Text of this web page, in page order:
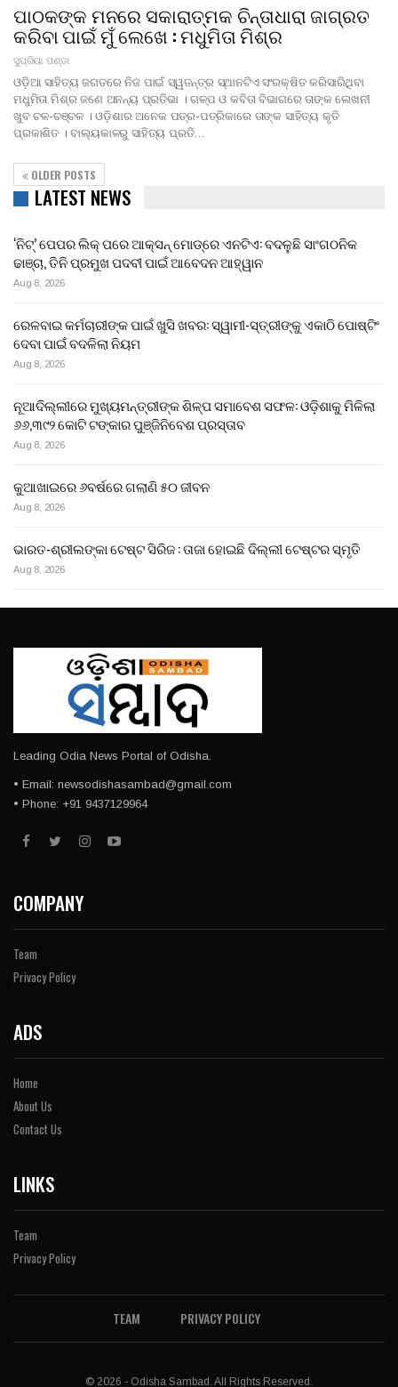
ପାଠକଙ୍କ ମନରେ ସକାରାତ୍ମକ ଚିନ୍ତାଧାରା ଜାଗ୍ରତ
କରିବା ପାଇଁ ମୁଁ ଲେଖେ : ମଧୁମିତା ମିଶ୍ର
ସୁପ୍ରିୟା ପଣ୍ଡା
ଓଡ଼ିଆ ସାହିତ୍ୟ ଜଗତରେ ନିଜ ପାଇଁ ସ୍ୱତନ୍ତ୍ର ସ୍ଥାନଟିଏ ସଂରକ୍ଷିତ କରିସାରିଥିବା
ମଧୁମିତା ମିଶ୍ର ଜଣେ ଅନନ୍ୟ ପ୍ରତିଭା । ଗଳ୍ପ ଓ କବିତା ବିଭାଗରେ ତାଙ୍କ ଲେଖନୀ
ଖୁବ ଚଳ-ଚଞ୍ଚଳ । ଓଡ଼ିଶାର ଅନେକ ପତ୍ର-ପତ୍ରିକାରେ ତାଙ୍କ ସାହିତ୍ୟ କୃତି
ପ୍ରକାଶିତ । ବାଲ୍ୟକାଳରୁ ସାହିତ୍ୟ ପ୍ରତି…
OLDER POSTS
LATEST NEWS
‘ନିଟ୍’ ପେପର ଲିକ୍ ପରେ ଆକ୍ସନ୍‌ ମୋଡ୍‌ରେ ଏନଟିଏ: ବଦଳୁଛି ସାଂଗଠନିକ
ଢାଞ୍ଚା, ତିନି ପ୍ରମୁଖ ପଦବୀ ପାଇଁ ଆବେଦନ ଆହ୍ୱାନ
Aug 8, 2026
ରେଳବାଇ କର୍ମଚାରୀଙ୍କ ପାଇଁ ଖୁସି ଖବର: ସ୍ୱାମୀ-ସ୍ତ୍ରୀଙ୍କୁ ଏକାଠି ପୋଷ୍ଟିଂ
ଦେବା ପାଇଁ ବଦଳିଲା ନିୟମ
Aug 8, 2026
ନୂଆଦିଲ୍ଲୀରେ ମୁଖ୍ୟମନ୍ତ୍ରୀଙ୍କ ଶିଳ୍ପ ସମାବେଶ ସଫଳ: ଓଡ଼ିଶାକୁ ମିଳିଲା
୬୬,୩୯୨ କୋଟି ଟଙ୍କାର ପୁଞ୍ଜିନିବେଶ ପ୍ରସ୍ତାବ
Aug 8, 2026
କୁଆଖାଇରେ ୬ବର୍ଷରେ ଗଲାଣି ୫୦ ଜୀବନ
Aug 8, 2026
ଭାରତ-ଶ୍ରୀଲଙ୍କା ଟେଷ୍ଟ ସିରିଜ : ତାଜା ହୋଇଛି ଦିଲ୍ଲୀ ଟେଷ୍ଟର ସ୍ମୃତି
Aug 8, 2026
Leading Odia News Portal of Odisha.
• Email: newsodishasambad@gmail.com
• Phone: +91 9437129964
COMPANY
Team
Privacy Policy
ADS
Home
About Us
Contact Us
LINKS
Team
Privacy Policy
TEAM PRIVACY POLICY
© 2026 - Odisha Sambad. All Rights Reserved.